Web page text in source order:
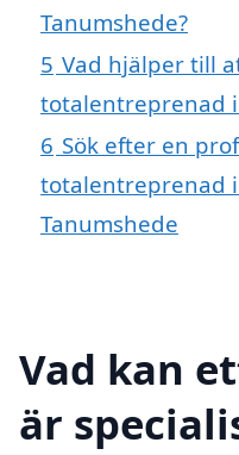
Tanumshede?
5 Vad hjälper till
totalentreprenad i
6 Sök efter en
totalentreprenad
Tanumshede
Vad kan
är